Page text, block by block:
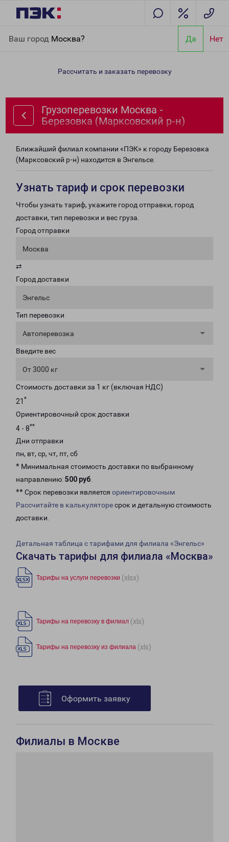
Ваш город Москва? Да Нет
(Марксовский р-н)
Рассчитать и заказать перевозку
Грузоперевозки Москва -
Березовка (Марксовский р-н)
Ближайший филиал компании «ПЭК» к городу Березовка
(Марксовский р-н) находится в Энгельсе.
Узнать тариф и срок перевозки
Чтобы узнать тариф, укажите город отправки, город
доставки, тип перевозки и вес груза.
Город отправки
Москва
⇄
Город доставки
Энгельс
Тип перевозки
Автоперевозка
Введите вес
От 3000 кг
Стоимость доставки за 1 кг (включая НДС)
21 *
Ориентировочный срок доставки
4 - 8**
Дни отправки
пн, вт, ср, чт, пт, сб
* Минимальная стоимость доставки по выбранному
направлению: 500 руб.
** Срок перевозки является ориентировочным
Рассчитайте в калькуляторесрок и детальную стоимость
доставки.
Детальная таблица с тарифами для филиала «Энгельс»
Скачать тарифы для филиала «Москва»
Тарифы на услуги перевозки (xlsx)
Тарифы на перевозку в филиал (xls)
Тарифы на перевозку из филиала (xls)
Оформить заявку
Филиалы в Москве